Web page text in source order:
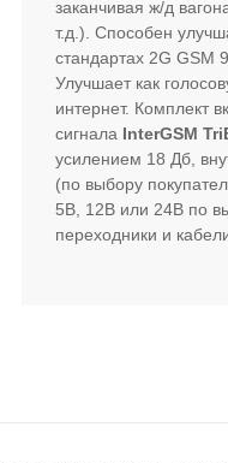
заканчивая ж/д
т.д.). Способен
стандартах 2G
Улучшает как
интернет. Комплект
сигнала InterGSM
усилением 18 Дб,
(по выбору
5В, 12В или 24В по
переходники и